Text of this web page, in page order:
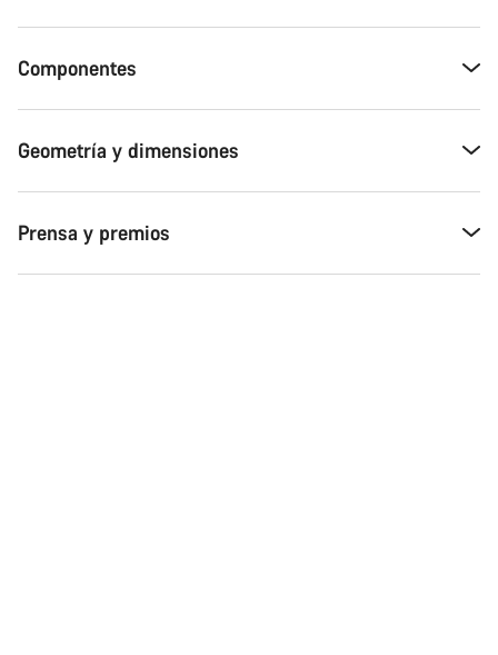
Componentes
Geometría y dimensiones
Prensa y premios